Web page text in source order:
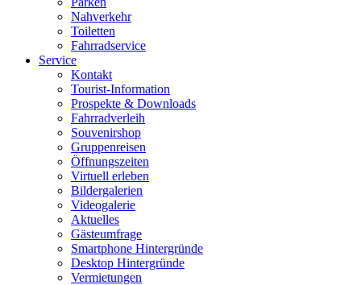
Nahverkehr
Toiletten
Fahrradservice
Service
Kontakt
Tourist-Information
Prospekte & Downloads
Fahrradverleih
Souvenirshop
Gruppenreisen
Öffnungszeiten
Virtuell erleben
Bildergalerien
Videogalerie
Aktuelles
Gästeumfrage
Smartphone Hintergründe
Desktop Hintergründe
Vermietungen